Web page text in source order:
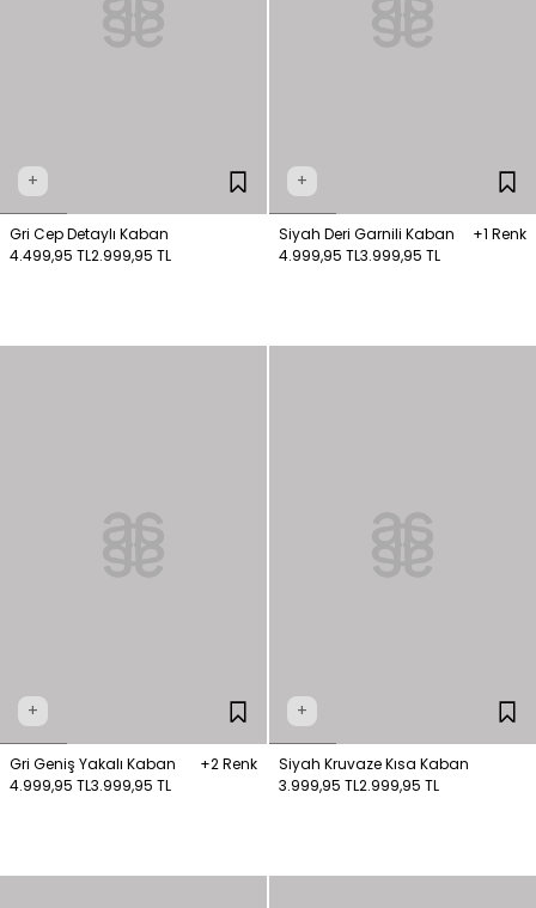
+
Gri Cep Detaylı Kaban
4.499,95 TL2.999,95 TL
+
Siyah Deri Garnili Kaban
+1 Renk
4.999,95 TL3.999,95 TL
+
Gri Geniş Yakalı Kaban
+2 Renk
4.999,95 TL3.999,95 TL
+
Siyah Kruvaze Kısa Kaban
3.999,95 TL2.999,95 TL